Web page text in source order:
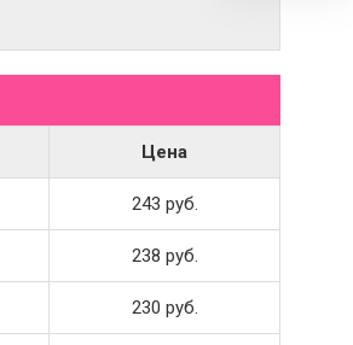
Цена
243 руб.
238 руб.
230 руб.